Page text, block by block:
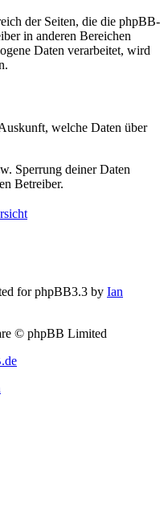
der Seiten, die die phpBB-
in anderen Bereichen
Daten verarbeitet, wird
welche Daten über
Sperrung deiner Daten
Betreiber.
for phpBB3.3 by Ian
© phpBB Limited